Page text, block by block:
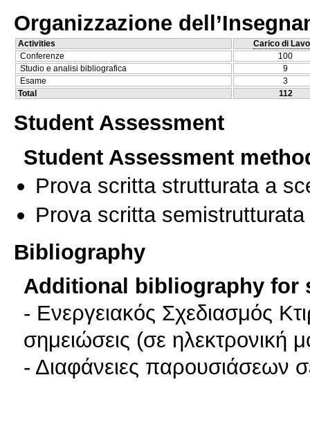
Organizzazione
Activities
Carico di
Conferenze
100
Studio e analisi bibliografica
9
Esame
3
Total
112
Student Assessment
Student Assessment
Prova scritta strutturata a
Prova scritta
Bibliography
Additional bibliography for
- Ενεργειακός Σχεδιασμός
σημειώσεις (σε ηλεκτρονική
- Διαφάνειες παρουσιάσεων